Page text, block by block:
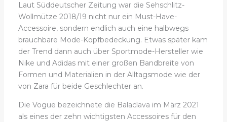
Laut Süddeutscher Zeitung war die Sehschlitz-
Wollmütze 2018/19 nicht nur ein Must-Have-
Accessoire, sondern endlich auch eine halbwegs
brauchbare Mode-Kopfbedeckung. Etwas später kam
der Trend dann auch über Sportmode-Hersteller wie
Nike und Adidas mit einer großen Bandbreite von
Formen und Materialien in der Alltagsmode wie der
von Zara für beide Geschlechter an.
Die Vogue bezeichnete die Balaclava im März 2021
als eines der zehn wichtigsten Accessoires für den